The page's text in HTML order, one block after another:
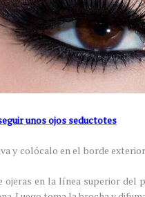
unos ojos seductotes
y colócalo en el borde
ojeras en la línea superior del